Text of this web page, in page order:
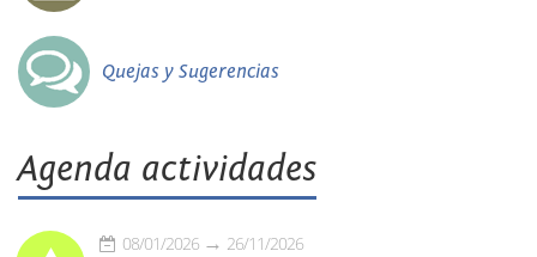
Quejas y Sugerencias
Agenda actividades
08/01/2026 26/11/2026